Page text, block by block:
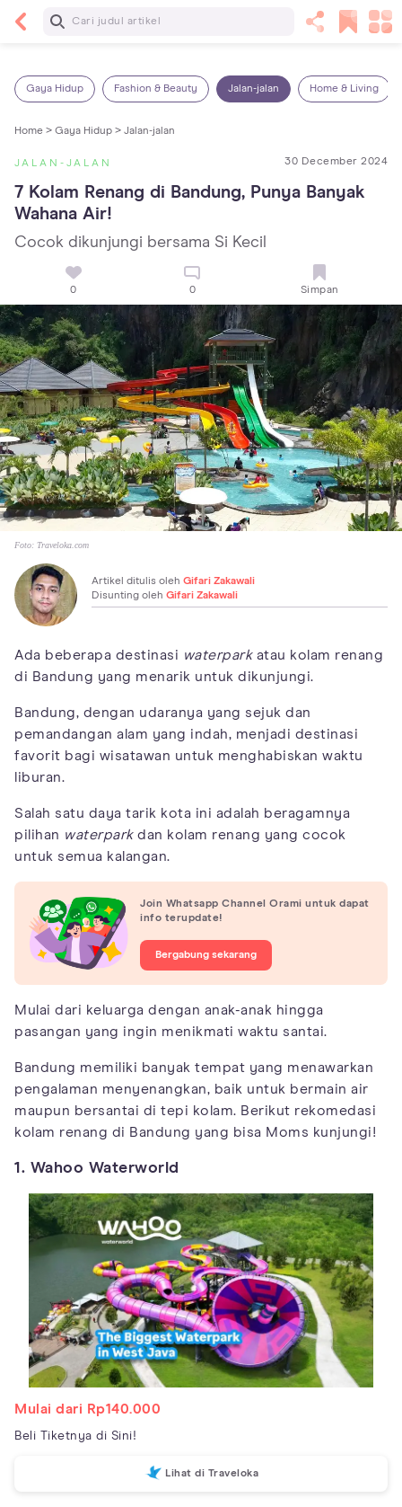
Baca Selanjutnya
Gaya Hidup Fashion & Beauty Jalan-jalan Home & Living
Home > Gaya Hidup > Jalan-jalan
JALAN-JALAN 30 December 2024
7 Kolam Renang di Bandung, Punya Banyak
Wahana Air!
Cocok dikunjungi bersama Si Kecil
0 0 Simpan
Foto: Traveloka.com
Artikel ditulis oleh Gifari Zakawali
Disunting oleh Gifari Zakawali
Ada beberapa destinasi waterparkatau kolam renang
di Bandung yang menarik untuk dikunjungi.
Bandung, dengan udaranya yang sejuk dan
pemandangan alam yang indah, menjadi destinasi
favorit bagi wisatawan untuk menghabiskan waktu
liburan.
Salah satu daya tarik kota ini adalah beragamnya
pilihan waterparkdan kolam renang yang cocok
untuk semua kalangan.
Join Whatsapp Channel Orami untuk dapat
info terupdate!
Bergabung sekarang
Mulai dari keluarga dengan anak-anak hingga
pasangan yang ingin menikmati waktu santai.
Bandung memiliki banyak tempat yang menawarkan
pengalaman menyenangkan, baik untuk bermain air
maupun bersantai di tepi kolam. Berikut rekomedasi
kolam renang di Bandung yang bisa Moms kunjungi!
1. Wahoo Waterworld
Mulai dari Rp140.000
Beli Tiketnya di Sini!
Lihat di Traveloka